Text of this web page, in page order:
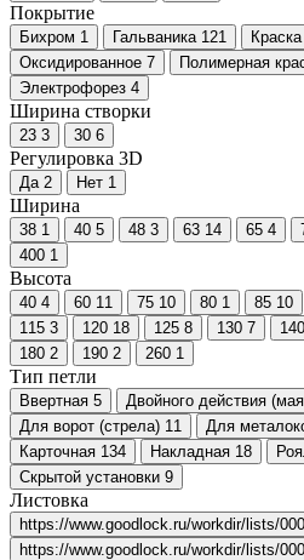
Покрытие
Бихром 1 Гальваника 121 Краска
Оксидированное 7 Полимерная
Электрофорез 4
Ширина створки
23 3 30 6
Регулировка 3D
Да 2 Нет 1
Ширина
38 1 40 5 48 3 63 14 65 4
400 1
Высота
40 4 60 11 75 10 80 1 85 10
115 3 120 18 125 8 130 7 140
180 2 190 2 260 1
Тип петли
Ввертная 5 Двойного действия
Для ворот (стрела) 11 Для
Карточная 134 Накладная 18
Скрытой установки 9
Листовка
https://www.goodlock.ru/workdir/lists/
https://www.goodlock.ru/workdir/lists/